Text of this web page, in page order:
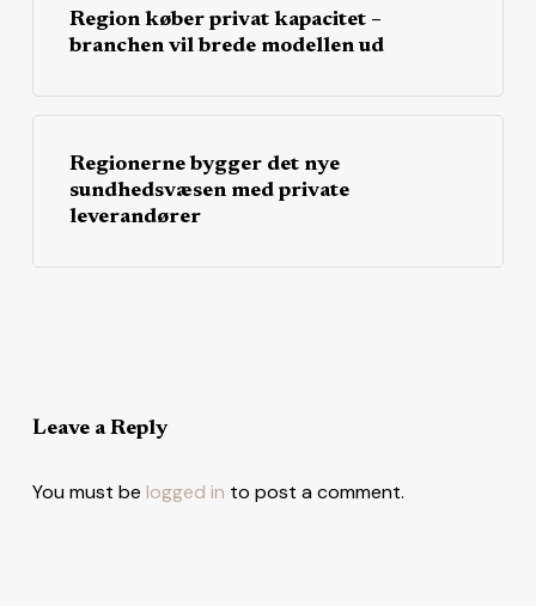
Region køber privat kapacitet –
branchen vil brede modellen ud
Regionerne bygger det nye
sundhedsvæsen med private
leverandører
Leave a Reply
You must be logged in to post a comment.